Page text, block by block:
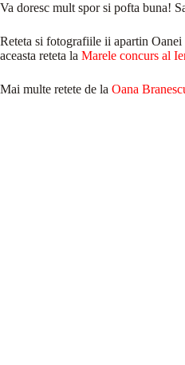
Va doresc mult spor si pofta buna!
Reteta si fotografiile ii apartin
aceasta reteta la Marele concurs al
Mai multe retete de la Oana